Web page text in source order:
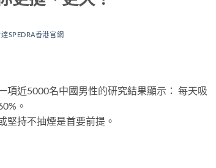
SPEDRA香港官網
項近5000名中國男性的研究結果顯示： 每天吸
。
堅持不抽煙是首要前提。